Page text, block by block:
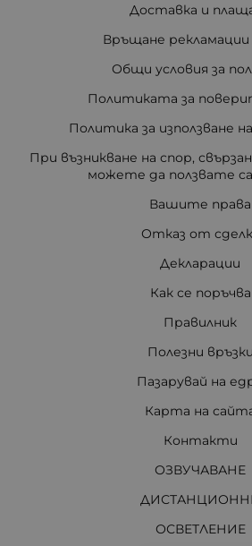
Доставка и
Връщане рекламации
Общи условия за
Политиката за
Политика за използване
При възникване на спор,
можете да ползвате
Вашите права
Отказ от
Декларации
Как се поръчва
Правилник
Полезни връзки
Пазарувай на
Карта на
Контакти
ОЗВУЧАВАНЕ
ОСВЕТЛЕНИЕ